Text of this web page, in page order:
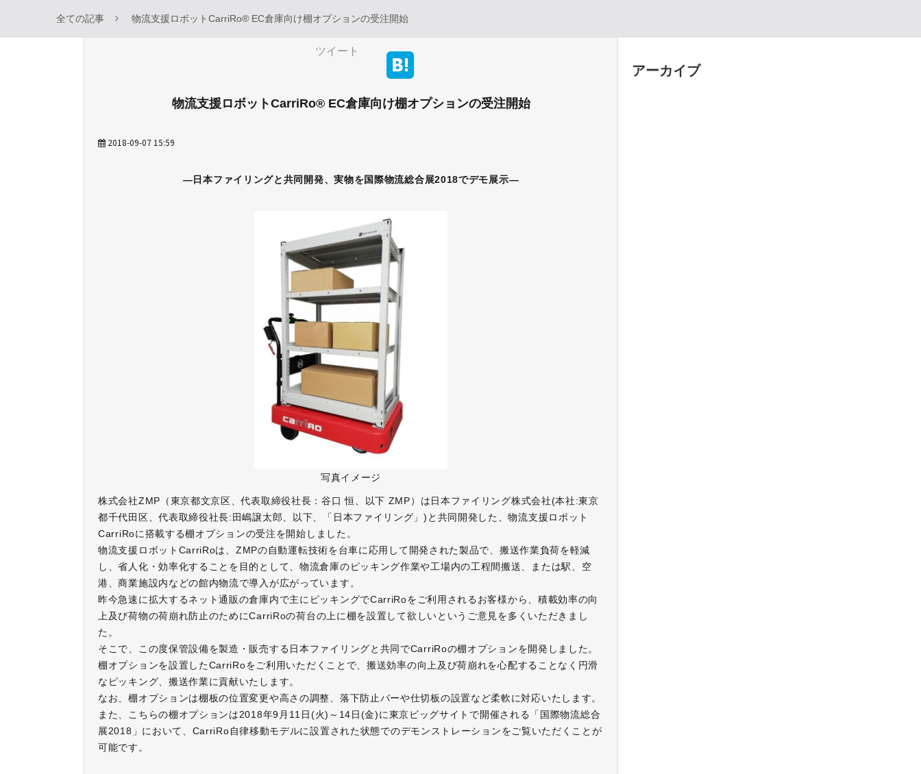
全ての記事 物流支援ロボットCarriRo® EC倉庫向け棚オプションの受注開始
ツイート
物流支援ロボットCarriRo® EC倉庫向け棚オプションの受注開始
2018-09-07 15:59
―日本ファイリングと共同開発、実物を国際物流総合展2018でデモ展示―
写真イメージ
株式会社ZMP（東京都文京区、代表取締役社長：谷口 恒、以下 ZMP）は日本ファイリング株式会社(本社:東京
都千代田区、代表取締役社長:田嶋譲太郎、以下、「日本ファイリング」)と共同開発した、物流支援ロボット
CarriRoに搭載する棚オプションの受注を開始しました。
物流支援ロボットCarriRoは、ZMPの自動運転技術を台車に応用して開発された製品で、搬送作業負荷を軽減
し、省人化・効率化することを目的として、物流倉庫のピッキング作業や工場内の工程間搬送、または駅、空
港、商業施設内などの館内物流で導入が広がっています。
昨今急速に拡大するネット通販の倉庫内で主にピッキングでCarriRoをご利用されるお客様から、積載効率の向
上及び荷物の荷崩れ防止のためにCarriRoの荷台の上に棚を設置して欲しいというご意見を多くいただきまし
た。
そこで、この度保管設備を製造・販売する日本ファイリングと共同でCarriRoの棚オプションを開発しました。
棚オプションを設置したCarriRoをご利用いただくことで、搬送効率の向上及び荷崩れを心配することなく円滑
なピッキング、搬送作業に貢献いたします。
なお、棚オプションは棚板の位置変更や高さの調整、落下防止バーや仕切板の設置など柔軟に対応いたします。
また、こちらの棚オプションは2018年9月11日(火)～14日(金)に東京ビッグサイトで開催される「国際物流総合
展2018」において、CarriRo自律移動モデルに設置された状態でのデモンストレーションをご覧いただくことが
可能です。
アーカイブ